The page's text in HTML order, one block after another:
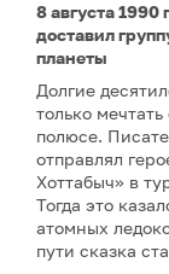
8 августа 1990
доставил
планеты
Долгие
только
полюсе.
отправлял
Хоттабыч» в
Тогда это
атомных
пути сказка